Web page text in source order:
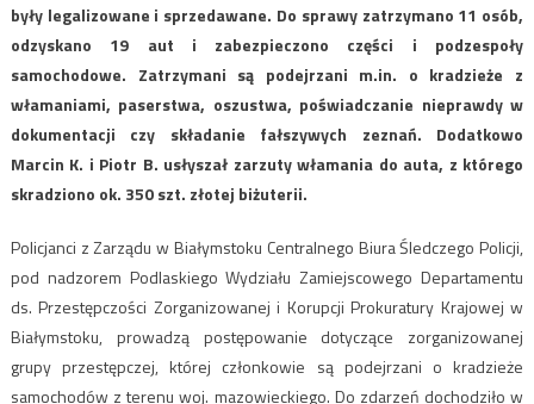
były legalizowane i sprzedawane. Do sprawy zatrzymano 11 osób,
odzyskano 19 aut i zabezpieczono części i podzespoły
samochodowe. Zatrzymani są podejrzani m.in. o kradzieże z
włamaniami, paserstwa, oszustwa, poświadczanie nieprawdy w
dokumentacji czy składanie fałszywych zeznań. Dodatkowo
Marcin K. i Piotr B. usłyszał zarzuty włamania do auta, z którego
skradziono ok. 350 szt. złotej biżuterii.
Policjanci z Zarządu w Białymstoku Centralnego Biura Śledczego Policji,
pod nadzorem Podlaskiego Wydziału Zamiejscowego Departamentu
ds. Przestępczości Zorganizowanej i Korupcji Prokuratury Krajowej w
Białymstoku, prowadzą postępowanie dotyczące zorganizowanej
grupy przestępczej, której członkowie są podejrzani o kradzieże
samochodów z terenu woj. mazowieckiego. Do zdarzeń dochodziło w